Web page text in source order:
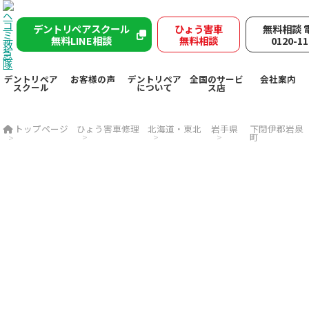
デントリペアスクール
無料LINE相談
ひょう害車
無料相談
無料相談
0120-
デントリペア
スクール
お客様の声 デントリペア
について
全国のサービ
ス店
会社案内
トップページ ひょう害車修理 北海道・東北 岩手県 下閉伊郡岩泉
町